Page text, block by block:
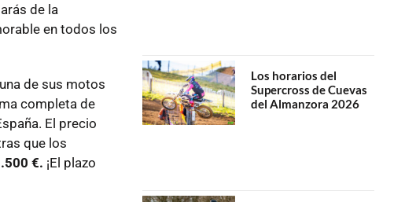
de la
en todos los
de sus motos
completa de
El precio
que los
€. ¡El plazo
Los horarios del
Supercross de Cuevas
del Almanzora 2026